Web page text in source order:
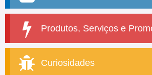
Produtos, Serviços e
Curiosidades